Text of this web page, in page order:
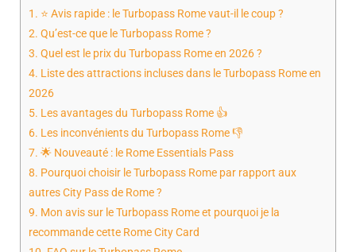
1. ⭐ Avis rapide : le Turbopass Rome vaut-il le coup ?
2. Qu’est-ce que le Turbopass Rome ?
3. Quel est le prix du Turbopass Rome en 2026 ?
4. Liste des attractions incluses dans le Turbopass Rome en
2026
5. Les avantages du Turbopass Rome 👍
6. Les inconvénients du Turbopass Rome 👎
7. 🌟 Nouveauté : le Rome Essentials Pass
8. Pourquoi choisir le Turbopass Rome par rapport aux
autres City Pass de Rome ?
9. Mon avis sur le Turbopass Rome et pourquoi je la
recommande cette Rome City Card